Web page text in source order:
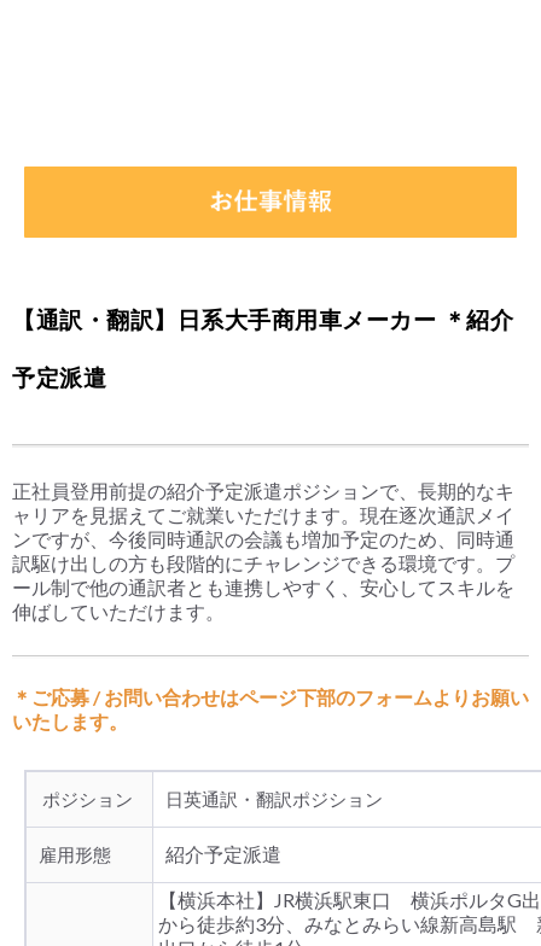
【通訳・翻訳】日系大手商用車メーカー ＊紹介
予定派遣
正社員登用前提の紹介予定派遣ポジションで、長期的なキ
ャリアを見据えてご就業いただけます。現在逐次通訳メイ
ンですが、今後同時通訳の会議も増加予定のため、同時通
訳駆け出しの方も段階的にチャレンジできる環境です。プ
ール制で他の通訳者とも連携しやすく、安心してスキルを
伸ばしていただけます。
＊ご応募 / お問い合わせはページ下部のフォームよりお願い
いたします。
ポジション 日英通訳・翻訳ポジション
雇用形態 紹介予定派遣
【横浜本社】JR横浜駅東口 横浜ポルタG
から徒歩約3分、みなとみらい線新高島駅